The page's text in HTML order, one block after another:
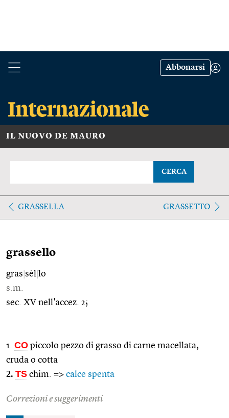
Abbonarsi
IL NUOVO DE MAURO
CERCA
GRASSELLA GRASSETTO
grassello
gras sèl lo
s.m.
sec. XV nell'accez. 2;
1. CO piccolo pezzo di grasso di carne macellata,
cruda o cotta
2. TS chim. => calce spenta
Correzioni e suggerimenti